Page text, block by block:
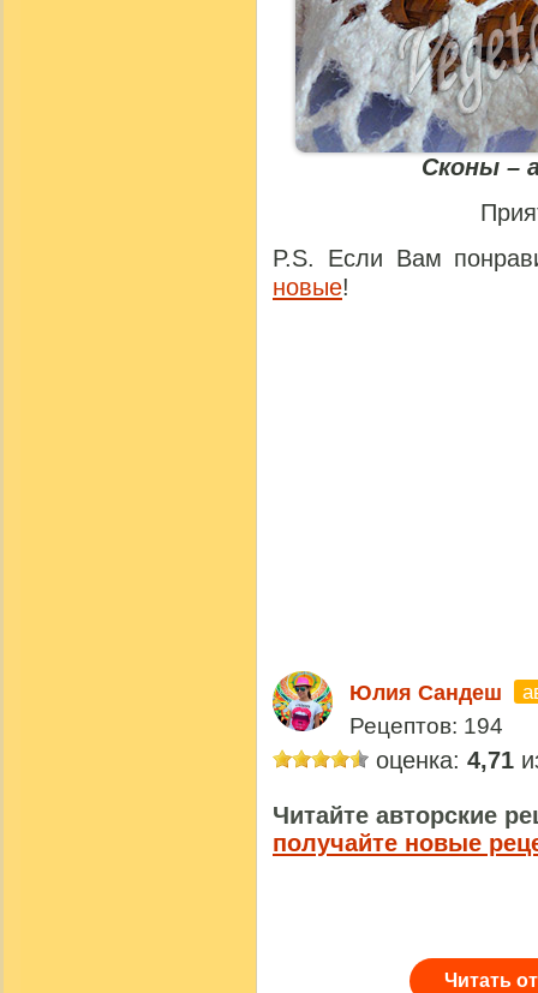
Сконы –
P.S. Если Вам
новые!
Юлия Сандеш
Рецептов: 194
оценка: 4,71
Читайте авторские
получайте новые
Читать